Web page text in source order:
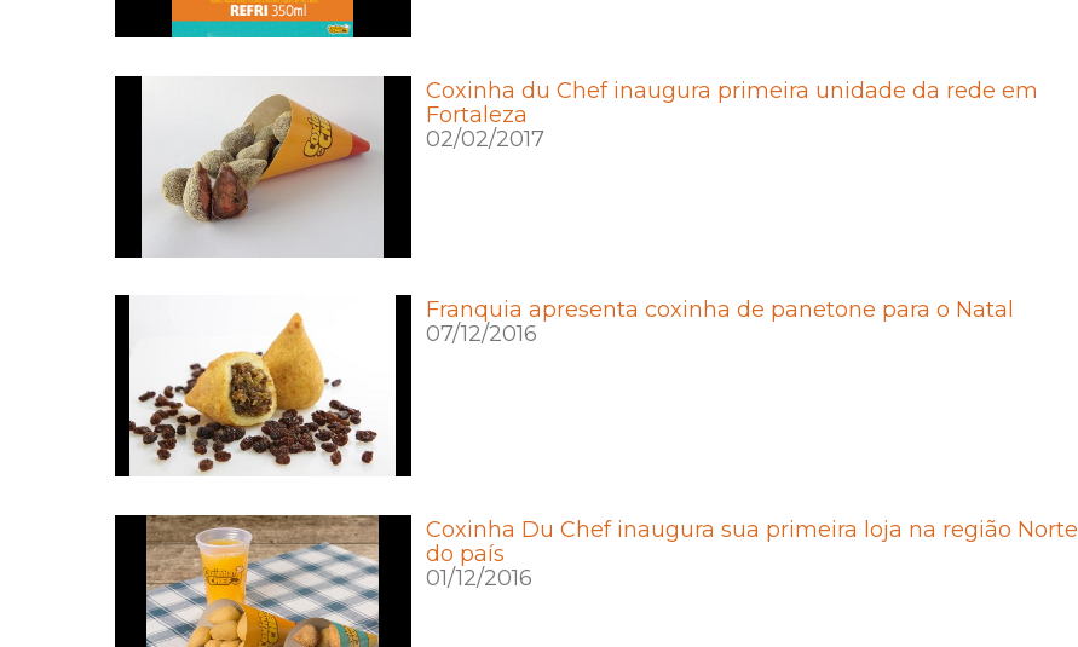
Coxinha du Chef inaugura primeira unidade da rede em
Fortaleza
02/02/2017
Franquia apresenta coxinha de panetone para o Natal
07/12/2016
Coxinha Du Chef inaugura sua primeira loja na região Norte
do país
01/12/2016